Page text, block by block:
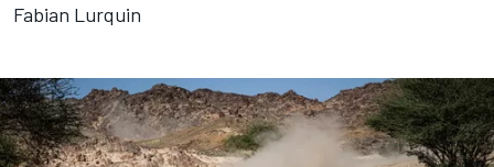
Fabian Lurquin